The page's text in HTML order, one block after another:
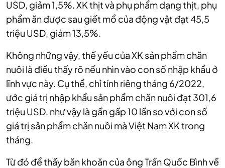
USD, giảm 1,5%. XK thịt và phụ phẩm dạng thịt, phụ
phẩm ăn được sau giết mổ của động vật đạt 45,5
triệu USD, giảm 13,5%.
Không những vậy, thế yếu của XK sản phẩm chăn
nuôi là điều thấy rõ nếu nhìn vào con số nhập khẩu ở
lĩnh vực này. Cụ thể, chỉ tính riêng tháng 6/2022,
ước giá trị nhập khẩu sản phẩm chăn nuôi đạt 301,6
triệu USD, như vậy là gần gấp 10 lần so với con số
giá trị sản phẩm chăn nuôi mà Việt Nam XK trong
tháng.
Từ đó để thấy băn khoăn của ông Trần Quốc Bình về